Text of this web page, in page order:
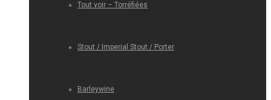
Tout voir – Torréfiées
Stout / Imperial Stout / Porter
Barleywine